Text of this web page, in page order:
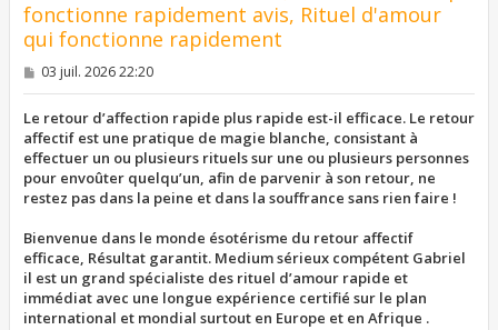
fonctionne rapidement avis, Rituel d'amour
qui fonctionne rapidement
M
s
a
g
e
03 juil. 2026 22:20
Le retour d’affection rapide plus rapide est-il efficace. Le retour
affectif est une pratique de magie blanche, consistant à
effectuer un ou plusieurs rituels sur une ou plusieurs personnes
pour envoûter quelqu’un, afin de parvenir à son retour, ne
restez pas dans la peine et dans la souffrance sans rien faire !
Bienvenue dans le monde ésotérisme du retour affectif
efficace, Résultat garantit. Medium sérieux compétent Gabriel
il est un grand spécialiste des rituel d’amour rapide et
immédiat avec une longue expérience certifié sur le plan
international et mondial surtout en Europe et en Afrique .